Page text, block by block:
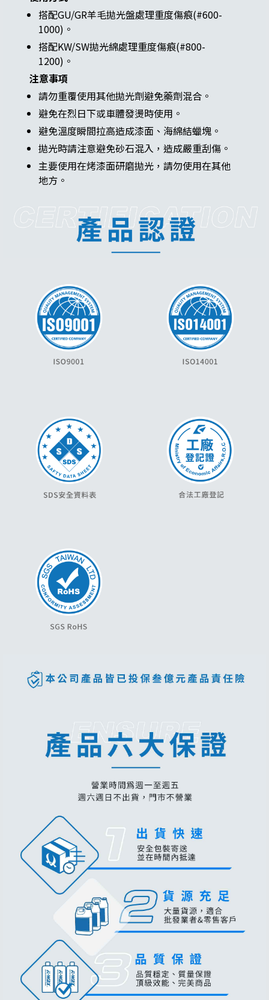
搭配GU/GR羊毛拋光盤處理重度傷痕(#600-
1000)。
搭配KW/SW拋光綿處理重度傷痕(#800-
1200)。
注意事項
請勿重覆使用其他拋光劑避免藥劑混合。
避免在烈日下或車體發燙時使用。
避免溫度瞬間拉高造成漆面、海綿結蠟塊。
拋光時請注意避免砂石混入，造成嚴重刮傷。
主要使用在烤漆面研磨拋光，請勿使用在其他
地方。